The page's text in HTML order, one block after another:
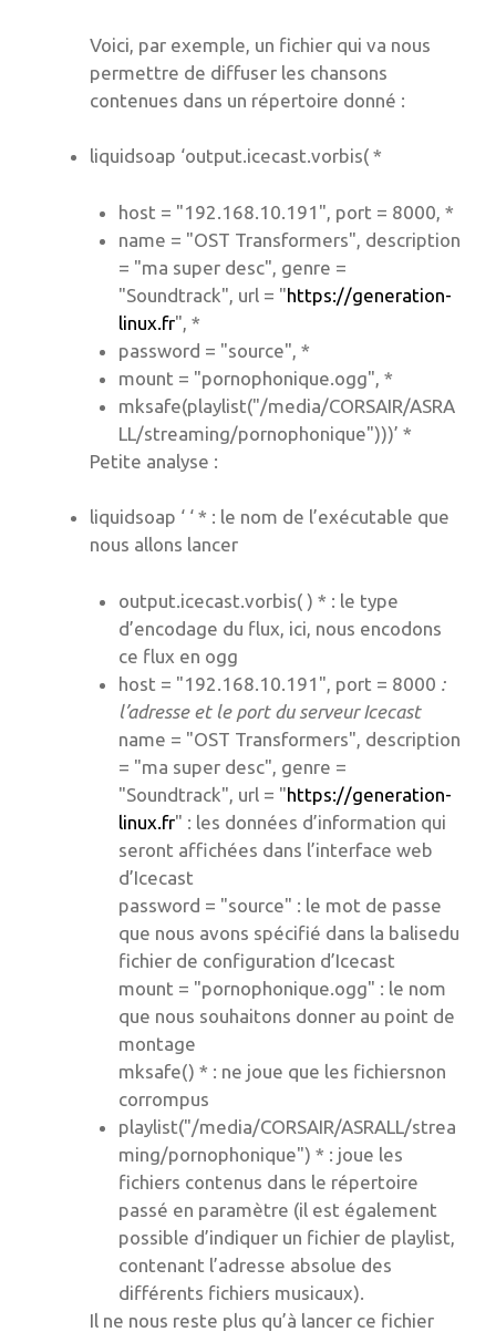
Voici, par exemple, un fichier qui va nous
permettre de diffuser les chansons
contenues dans un répertoire donné :
liquidsoap ‘output.icecast.vorbis( *
host = "192.168.10.191", port = 8000, *
name = "OST Transformers", description
= "ma super desc", genre =
"Soundtrack", url = "https://generation-
linux.fr", *
password = "source", *
mount = "pornophonique.ogg", *
mksafe(playlist("/media/CORSAIR/ASRA
LL/streaming/pornophonique")))’ *
Petite analyse :
liquidsoap ‘ ‘ * : le nom de l’exécutable que
nous allons lancer
output.icecast.vorbis( ) * : le type
d’encodage du flux, ici, nous encodons
ce flux en ogg
host = "192.168.10.191", port = 8000 :
l’adresse et le port du serveur Icecast
name = "OST Transformers", description
= "ma super desc", genre =
"Soundtrack", url = "https://generation-
linux.fr" : les données d’information qui
seront affichées dans l’interface web
d’Icecast
password = "source" : le mot de passe
que nous avons spécifié dans la balisedu
fichier de configuration d’Icecast
mount = "pornophonique.ogg" : le nom
que nous souhaitons donner au point de
montage
mksafe() * : ne joue que les fichiersnon
corrompus
playlist("/media/CORSAIR/ASRALL/strea
ming/pornophonique") * : joue les
fichiers contenus dans le répertoire
passé en paramètre (il est également
possible d’indiquer un fichier de playlist,
contenant l’adresse absolue des
différents fichiers musicaux).
Il ne nous reste plus qu’à lancer ce fichier